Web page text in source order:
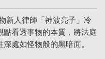
新人律師「神波亮子」冷
看透事物的本質，將法庭
處如怪物般的黑暗面。